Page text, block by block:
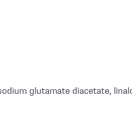
glutamate diacetate,